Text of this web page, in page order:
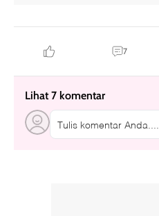
7
Lihat 7 komentar
Tulis komentar Anda....